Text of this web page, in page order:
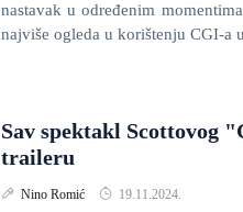
nastavak u određenim
najviše ogleda u korištenju CGI-a
Sav spektakl Scottovog
traileru
Nino Romić 19.11.2024.